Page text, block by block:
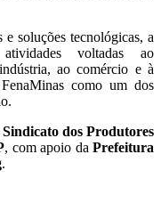
soluções tecnológicas, a
voltadas ao
ao comércio e à
como um dos
Sindicato dos Produtores
, com apoio daPrefeitura
.